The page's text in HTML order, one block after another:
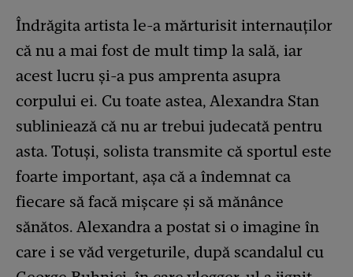
Îndrăgita artista le-a mărturisit internauților
că nu a mai fost de mult timp la sală, iar
acest lucru și-a pus amprenta asupra
corpului ei. Cu toate astea, Alexandra Stan
subliniează că nu ar trebui judecată pentru
asta. Totuși, solista transmite că sportul este
foarte important, așa că a îndemnat ca
fiecare să facă mișcare și să mănânce
sănătos. Alexandra a postat si o imagine în
care i se văd vergeturile, după scandalul cu